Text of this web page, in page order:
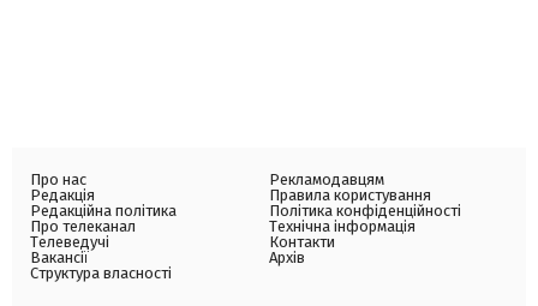
Про нас
Редакція
Редакційна політика
Про телеканал
Телеведучі
Вакансії
Структура власності
Рекламодавцям
Правила користування
Політика конфіденційності
Технічна інформація
Контакти
Архів